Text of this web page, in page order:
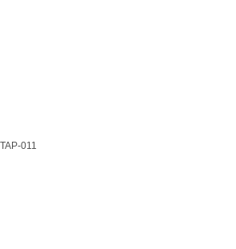
TAP-011